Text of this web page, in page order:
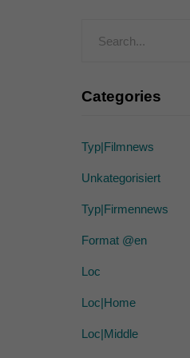
Categories
Typ|Filmnews
Unkategorisiert
Typ|Firmennews
Format @en
Loc
Loc|Home
Loc|Middle